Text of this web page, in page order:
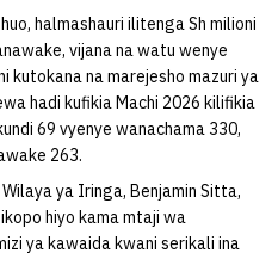
halmashauri ilitenga Sh milioni
vijana na watu wenye
kutokana na marejesho mazuri ya
hadi kufikia Machi 2026 kilifikia
69 vyenye wanachama 330,
263.
ya Iringa, Benjamin Sitta,
hiyo kama mtaji wa
ya kawaida kwani serikali ina